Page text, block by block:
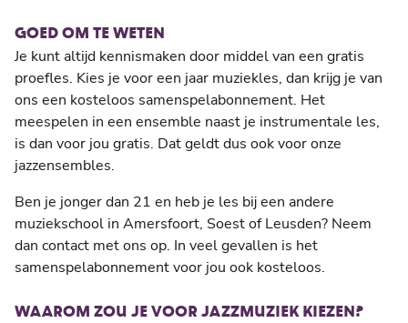
GOED OM TE WETEN
Je kunt altijd kennismaken door middel van een gratis
proefles. Kies je voor een jaar muziekles, dan krijg je van
ons een kosteloos samenspelabonnement. Het
meespelen in een ensemble naast je instrumentale les,
is dan voor jou gratis. Dat geldt dus ook voor onze
jazzensembles.
Ben je jonger dan 21 en heb je les bij een andere
muziekschool in Amersfoort, Soest of Leusden? Neem
dan contact met ons op. In veel gevallen is het
samenspelabonnement voor jou ook kosteloos.
WAAROM ZOU JE VOOR JAZZMUZIEK KIEZEN?